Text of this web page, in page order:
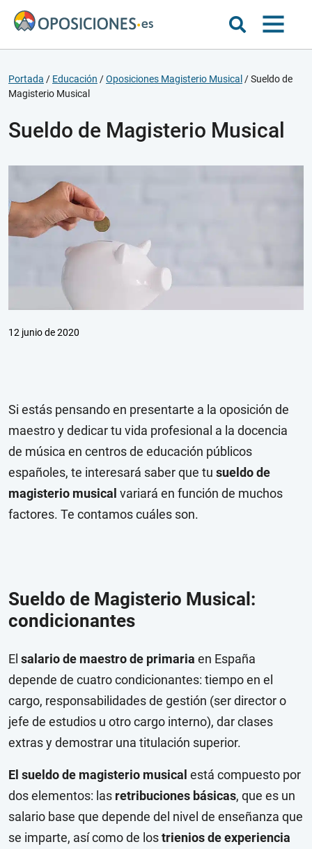
Portada / Educación /Oposiciones Magisterio Musical /Sueldo de
Magisterio Musical
Sueldo de Magisterio Musical
12 junio de 2020
Si estás pensando en presentarte a la oposición de
maestro y dedicar tu vida profesional a la docencia
de música en centros de educación públicos
españoles, te interesará saber que tu sueldo de
magisterio musical variará en función de muchos
factores. Te contamos cuáles son.
Sueldo de Magisterio Musical:
condicionantes
El salario de maestro de primaria en España
depende de cuatro condicionantes: tiempo en el
cargo, responsabilidades de gestión (ser director o
jefe de estudios u otro cargo interno), dar clases
extras y demostrar una titulación superior.
El sueldo de magisterio musical está compuesto por
dos elementos: las retribuciones básicas, que es un
salario base que depende del nivel de enseñanza que
se imparte, así como de lostrienios de experiencia